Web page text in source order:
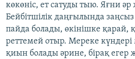
көкөніс, ет сатуды тыю. Яғни әр
Бейбітшілік даңғылында
пайда болады, өкінішке қарай,
реттемей отыр. Мереке күндері
қиын болады әрине, бірақ егер